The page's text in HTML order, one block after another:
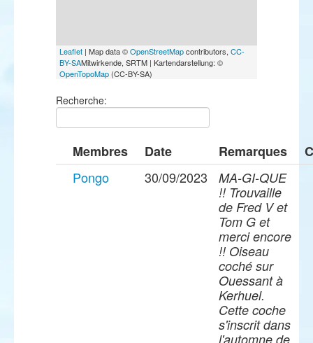
Leaflet | Map data ©OpenStreetMapcontributors, CC-
BY-SAMitwirkende, SRTM | Kartendarstellung: ©
OpenTopoMap (CC-BY-SA)
Recherche:
Membres Date Remarques
Pongo
30/09/2023
MA-GI-QUE
!! Trouvaille
de Fred V et
Tom G et
merci encore
!! Oiseau
coché sur
Ouessant à
Kerhuel.
Cette coche
s'inscrit dans
l'automne de